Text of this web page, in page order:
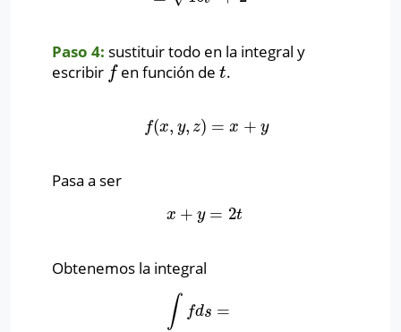
Paso 4: sustituir todo en la integral y
escribir f
f en función det
t.
f(x, y, z) = x + y
f( x,y ,z)=x+ y
Pasa a ser
x + y = 2t
x+ y= 2t
Obtenemos la integral
∫ fds =
∫0 12t16t2